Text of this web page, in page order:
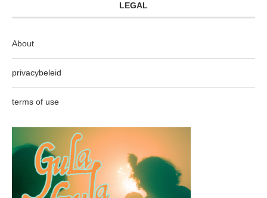
LEGAL
About
privacybeleid
terms of use